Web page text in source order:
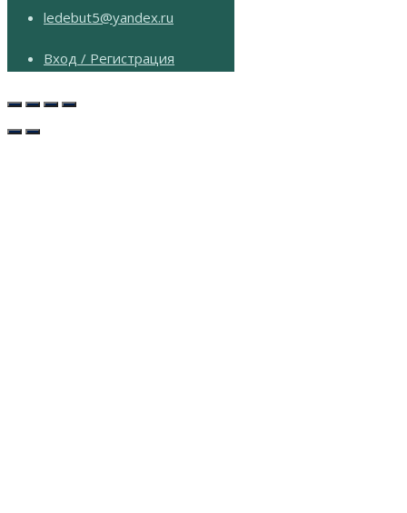
ledebut5@yandex.ru
Вход / Регистрация